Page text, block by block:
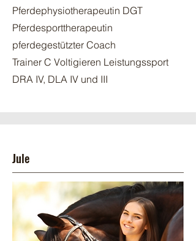
Pferdephysiotherapeutin DGT
Pferdesporttherapeutin
pferdegestützter Coach
Trainer C Voltigieren Leistungssport
DRA IV, DLA IV und III
Jule